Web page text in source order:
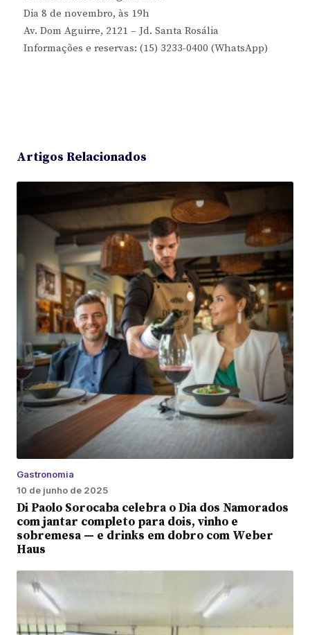
Dia 8 de novembro, às 19h
Av. Dom Aguirre, 2121 – Jd. Santa Rosália
Informações e reservas: (15) 3233-0400 (WhatsApp)
Artigos Relacionados
Gastronomia
10 de junho de 2025
Di Paolo Sorocaba celebra o Dia dos Namorados
com jantar completo para dois, vinho e
sobremesa — e drinks em dobro com Weber
Haus